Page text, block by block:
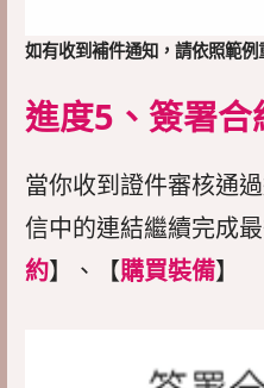
如有收到補件通知，請依照範
進度5、簽署合
當你收到證件審核通
信中的連結繼續完成
約】、【購買裝備】